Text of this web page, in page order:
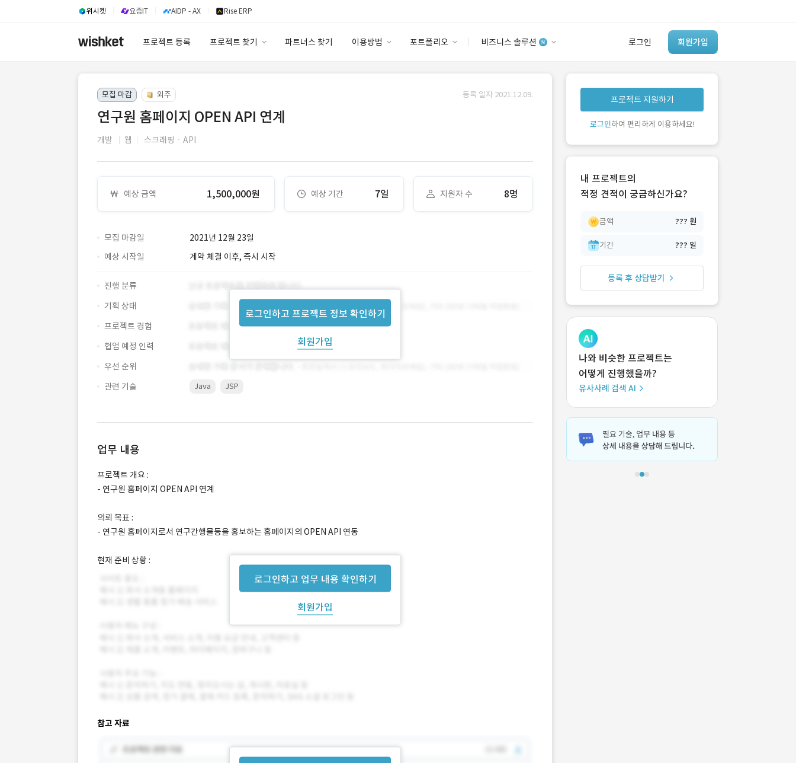
위시켓 요즘IT AIDP - AX Rise ERP
프로젝트 등록 프로젝트 찾기 파트너스 찾기 이용방법 포트폴리오 비즈니스 솔루션 로그인 회원가입
안심 코드 케어
유사사례 검색 AI
‘이런 거’ 만들어본
개발 회사 있어?
모집 마감 외주 등록 일자 2021.12.09.
연구원 홈페이지 OPEN API 연계
개발 웹 스크래핑ㆍAPI
예상 금액 1,500,000원 예상 기간 7일 지원자 수 8명
모집 마감일 2021년 12월 23일
로그인하고 프로젝트 정보 확인하기
회원가입
예상 시작일 계약 체결 이후, 즉시 시작
진행 분류
기획 상태
프로젝트 경험
협업 예정 인력
우선 순위
관련 기술
Java JSP
업무 내용
로그인하고 업무 내용 확인하기
회원가입
프로젝트 개요 :
- 연구원 홈페이지 OPEN API 연계
의뢰 목표 :
- 연구원 홈페이지로서 연구간행물등을 홍보하는 홈페이지의 OPEN API 연동
현재 준비 상황 :
참고 자료
프로젝트 지원하기
로그인하여 편리하게 이용하세요!
내 프로젝트의
적정 견적이 궁금하신가요?
금액 ??? 원
기간 ??? 일
등록 후 상담받기
나와 비슷한 프로젝트는
어떻게 진행했을까?
유사사례 검색 AI